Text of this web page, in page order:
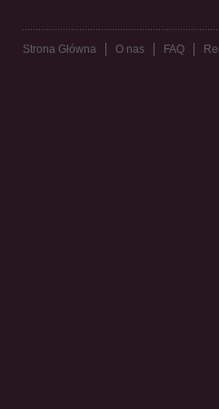
Strona Główna O nas FAQ